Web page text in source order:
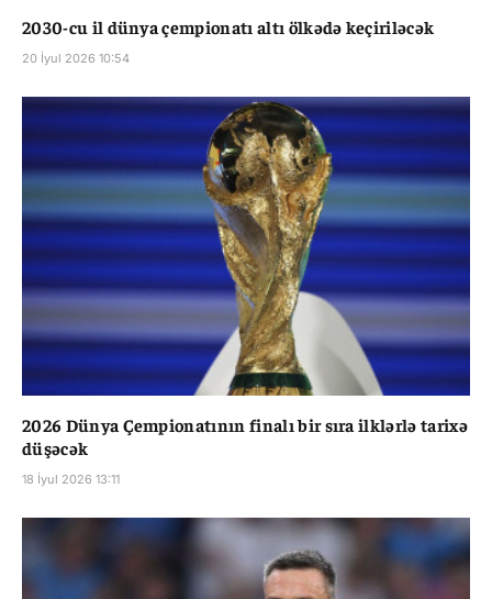
2030-cu il dünya çempionatı altı ölkədə keçiriləcək
20 İyul 2026 10:54
2026 Dünya Çempionatının finalı bir sıra ilklərlə tarixə
düşəcək
18 İyul 2026 13:11